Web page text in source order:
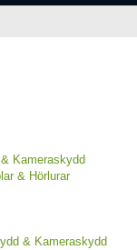
Kameraskydd
& Hörlurar
& Kameraskydd